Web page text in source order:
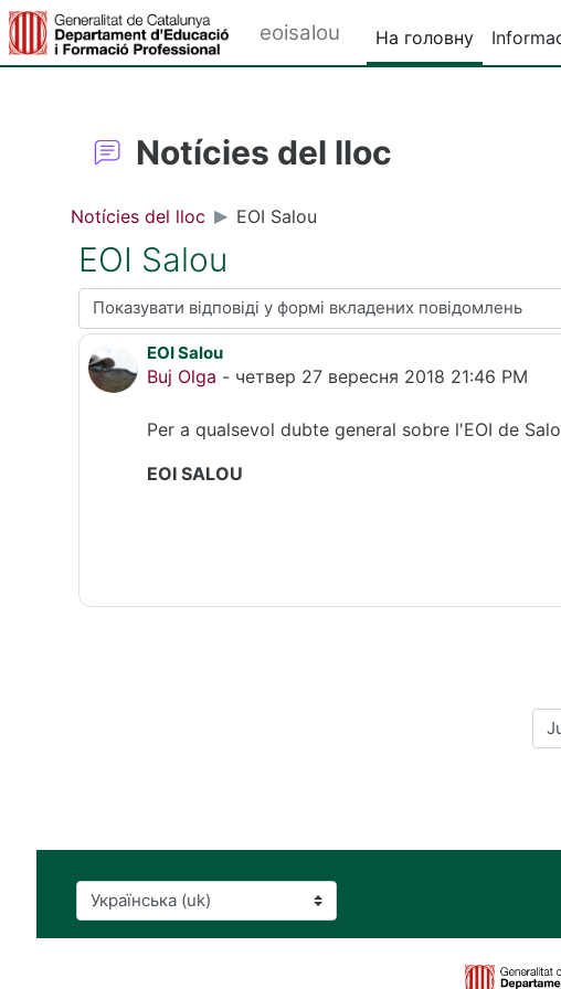
Перейти до головного вмісту
eoisalou На головну
Notícies del lloc
Notícies del lloc EOI Salou
EOI Salou
Тип показу
EOI Salou
Buj Olga - четвер 27 вересня 2018 21:46 PM
Кількість відповідей: 0
Per a qualsevol dubte general sobre l'EOI de
EOI SALOU
Мова інтерфейсу